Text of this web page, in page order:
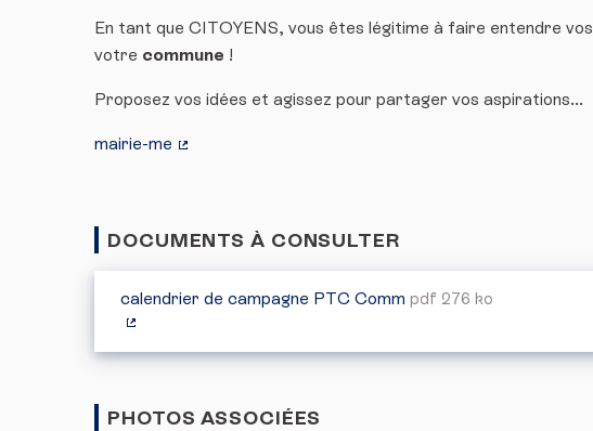
En tant que CITOYENS, vous êtes légitime à faire entendre vos
votre commune !
Proposez vos idées et agissez pour partager vos aspirations...
mairie-me
DOCUMENTS À CONSULTER
calendrier de campagne PTC Comm pdf 276 ko
PHOTOS ASSOCIÉES